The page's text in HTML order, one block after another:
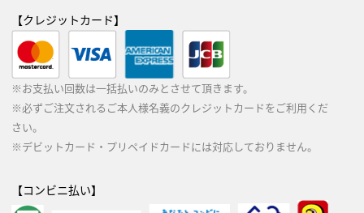
【クレジットカード】
※お支払い回数は一括払いのみとさせて頂きます。
※必ずご注文されるご本人様名義のクレジットカードをご利用くだ
さい。
※デビットカード・プリペイドカードには対応しておりません。
【コンビニ払い】